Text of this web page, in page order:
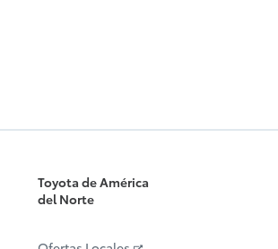
Toyota de América
del Norte